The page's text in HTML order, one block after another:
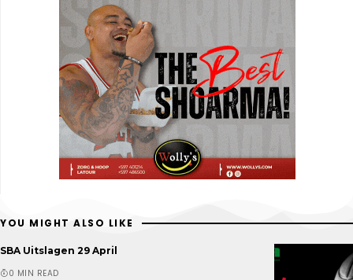
YOU MIGHT ALSO LIKE
SBA Uitslagen 29 April
0 MIN READ